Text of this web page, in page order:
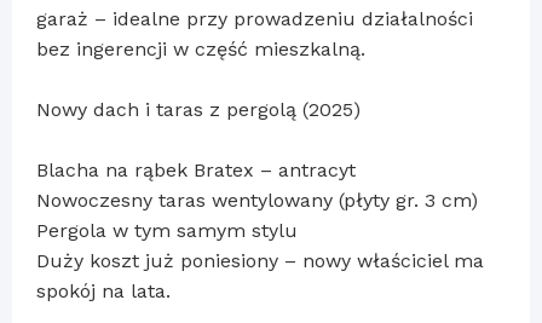
garaż – idealne przy prowadzeniu działalności
bez ingerencji w część mieszkalną.
Nowy dach i taras z pergolą (2025)
Blacha na rąbek Bratex – antracyt
Nowoczesny taras wentylowany (płyty gr. 3 cm)
Pergola w tym samym stylu
Duży koszt już poniesiony – nowy właściciel ma
spokój na lata.